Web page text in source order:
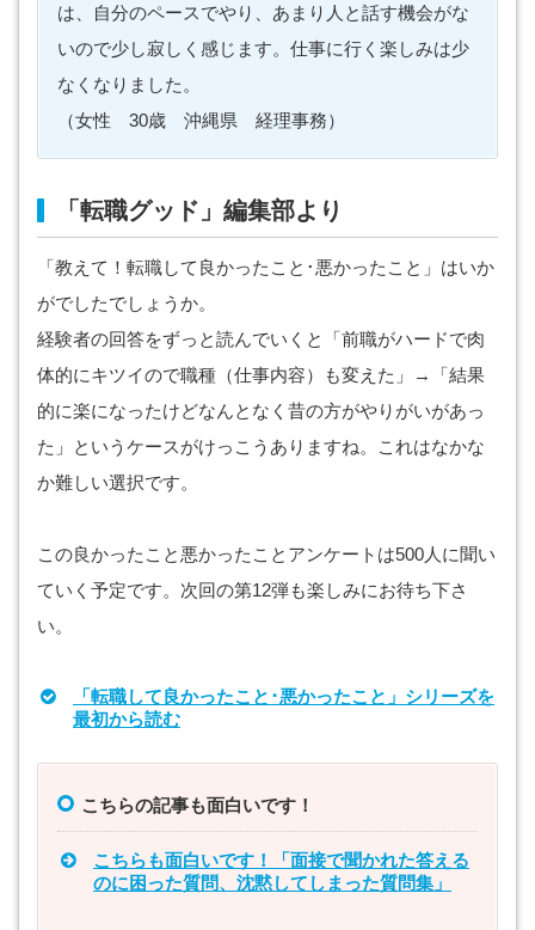
は、自分のペースでやり、あまり人と話す機会がな
いので少し寂しく感じます。仕事に行く楽しみは少
なくなりました。
（女性 30歳 沖縄県 経理事務）
「転職グッド」編集部より
「教えて！転職して良かったこと･悪かったこと」はいか
がでしたでしょうか。
経験者の回答をずっと読んでいくと「前職がハードで肉
体的にキツイので職種（仕事内容）も変えた」→「結果
的に楽になったけどなんとなく昔の方がやりがいがあっ
た」というケースがけっこうありますね。これはなかな
か難しい選択です。
この良かったこと悪かったことアンケートは500人に聞い
ていく予定です。次回の第12弾も楽しみにお待ち下さ
い。
「転職して良かったこと･悪かったこと」シリーズを
最初から読む
こちらの記事も面白いです！
こちらも面白いです！「面接で聞かれた答える
のに困った質問、沈黙してしまった質問集」